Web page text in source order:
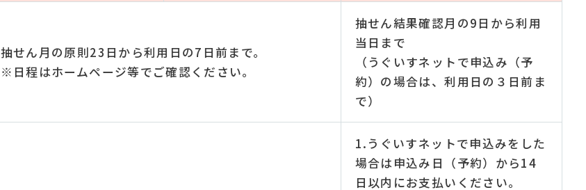
抽せん月の原則23日から利用日の7日前まで。
※日程はホームページ等でご確認ください。
抽せん結果確認月の9日から利用
当日まで
（うぐいすネットで申込み（予
約）の場合は、利用日の３日前ま
で）
1.うぐいすネットで申込みをした
場合は申込み日（予約）から14
日以内にお支払いください。